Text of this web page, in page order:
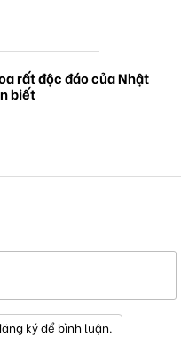
rất độc đáo của Nhật
biết
ký để bình luận.